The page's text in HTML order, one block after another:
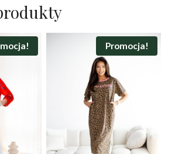
Promocja!